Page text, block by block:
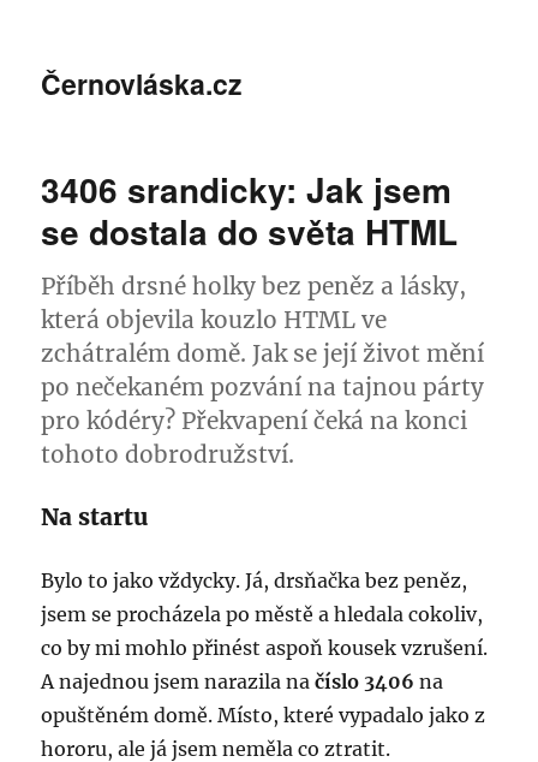
Černovláska.cz
3406 srandicky: Jak jsem
se dostala do světa HTML
Příběh drsné holky bez peněz a lásky,
která objevila kouzlo HTML ve
zchátralém domě. Jak se její život mění
po nečekaném pozvání na tajnou párty
pro kódéry? Překvapení čeká na konci
tohoto dobrodružství.
Na startu
Bylo to jako vždycky. Já, drsňačka bez peněz,
jsem se procházela po městě a hledala cokoliv,
co by mi mohlo přinést aspoň kousek vzrušení.
A najednou jsem narazila načíslo 3406 na
opuštěném domě. Místo, které vypadalo jako z
hororu, ale já jsem neměla co ztratit.